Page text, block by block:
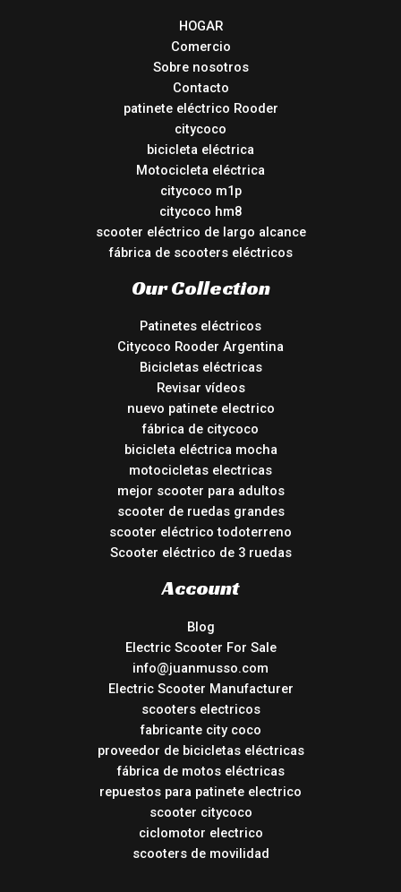
HOGAR
Comercio
Sobre nosotros
Contacto
patinete eléctrico Rooder
citycoco
bicicleta eléctrica
Motocicleta eléctrica
citycoco m1p
citycoco hm8
scooter eléctrico de largo alcance
fábrica de scooters eléctricos
Our Collection
Patinetes eléctricos
Citycoco Rooder Argentina
Bicicletas eléctricas
Revisar vídeos
nuevo patinete electrico
fábrica de citycoco
bicicleta eléctrica mocha
motocicletas electricas
mejor scooter para adultos
scooter de ruedas grandes
scooter eléctrico todoterreno
Scooter eléctrico de 3 ruedas
Account
Blog
Electric Scooter For Sale
info@juanmusso.com
Electric Scooter Manufacturer
scooters electricos
fabricante city coco
proveedor de bicicletas eléctricas
fábrica de motos eléctricas
repuestos para patinete electrico
scooter citycoco
ciclomotor electrico
scooters de movilidad